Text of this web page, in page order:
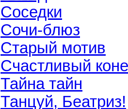
Соседки
Сочи-блюз
Старый мотив
Счастливый
Тайна тайн
Танцуй, Беатриз!